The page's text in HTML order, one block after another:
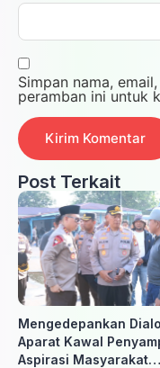
Simpan nama,
peramban ini untuk
Post Terkait
Mengedepankan
Aparat Kawal
Aspirasi Masyarakat